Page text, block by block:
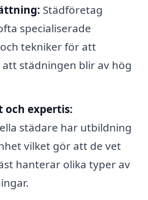
Städföretag
specialiserade
tekniker för att
att städningen blir av hög
och expertis:
städare har utbildning
vilket gör att de vet
hanterar olika typer av